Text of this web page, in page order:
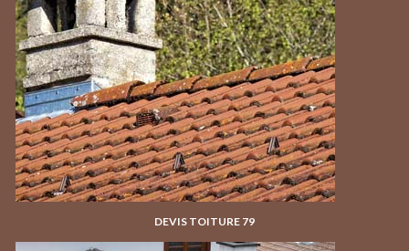
DEVIS TOITURE 79